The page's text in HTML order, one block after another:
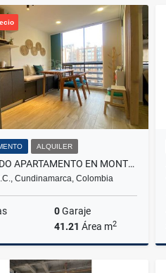
ALQUILER
ARRIENDO APARTAMENTO EN MONTEVIDEO SALITRE FONTIBON BOGOTÁ
Cundinamarca, Colombia
0Garaje
41.21 Área m2